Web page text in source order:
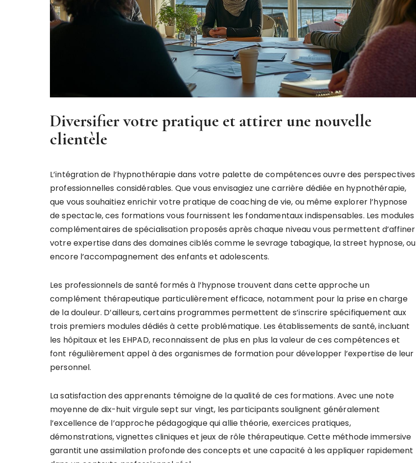
Diversifier votre pratique et attirer une nouvelle
clientèle
L’intégration de l’hypnothérapie dans votre palette de compétences ouvre des perspectives
professionnelles considérables. Que vous envisagiez une carrière dédiée en hypnothérapie,
que vous souhaitiez enrichir votre pratique de coaching de vie, ou même explorer l’hypnose
de spectacle, ces formations vous fournissent les fondamentaux indispensables. Les modules
complémentaires de spécialisation proposés après chaque niveau vous permettent d’affiner
votre expertise dans des domaines ciblés comme le sevrage tabagique, la street hypnose, ou
encore l’accompagnement des enfants et adolescents.
Les professionnels de santé formés à l’hypnose trouvent dans cette approche un
complément thérapeutique particulièrement efficace, notamment pour la prise en charge
de la douleur. D’ailleurs, certains programmes permettent de s’inscrire spécifiquement aux
trois premiers modules dédiés à cette problématique. Les établissements de santé, incluant
les hôpitaux et les EHPAD, reconnaissent de plus en plus la valeur de ces compétences et
font régulièrement appel à des organismes de formation pour développer l’expertise de leur
personnel.
La satisfaction des apprenants témoigne de la qualité de ces formations. Avec une note
moyenne de dix-huit virgule sept sur vingt, les participants soulignent généralement
l’excellence de l’approche pédagogique qui allie théorie, exercices pratiques,
démonstrations, vignettes cliniques et jeux de rôle thérapeutique. Cette méthode immersive
garantit une assimilation profonde des concepts et une capacité à les appliquer rapidement